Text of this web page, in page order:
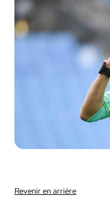
Revenir en arrière